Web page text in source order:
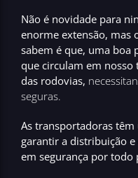
Não é novidade para
enorme extensão, mas
sabem é que, uma boa
que circulam em
das rodovias,
seguras.
As transportadoras têm
garantir a distribuição
em segurança por todo